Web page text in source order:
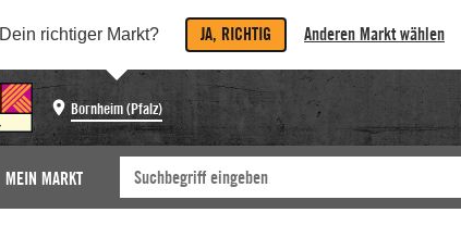
Dein richtiger Markt? JA, RICHTIG Anderen Markt wählen
Bornheim (Pfalz)
MEIN MARKT